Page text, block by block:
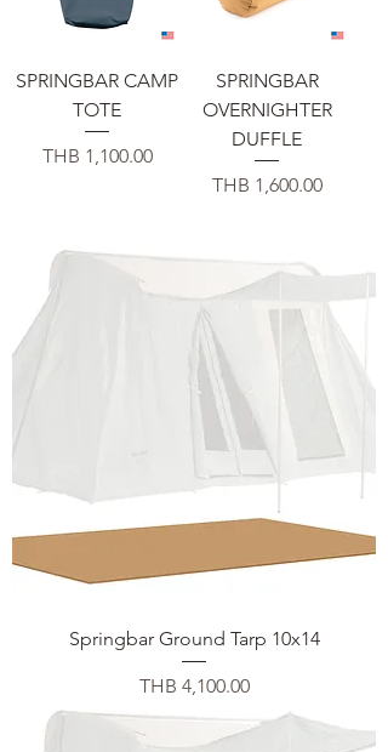
SPRINGBAR CAMP
TOTE
Price
THB 1,100.00
SPRINGBAR
OVERNIGHTER
DUFFLE
Price
THB 1,600.00
Springbar Ground Tarp 10x14
Price
THB 4,100.00